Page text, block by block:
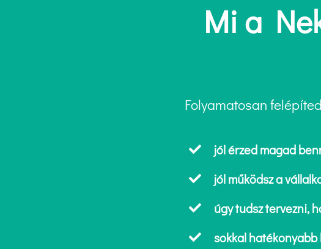
Mi a
Folyamatosan
jól érzed magad
jól működsz a
úgy tudsz tervezni,
sokkal hatékonyabb